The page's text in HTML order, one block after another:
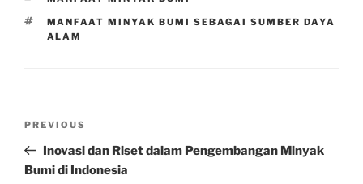
TAGS
MANFAAT MINYAK BUMI SEBAGAI SUMBER DAYA
ALAM
Previous
Post
PREVIOUS
Inovasi dan Riset dalam Pengembangan Minyak
Bumi di Indonesia